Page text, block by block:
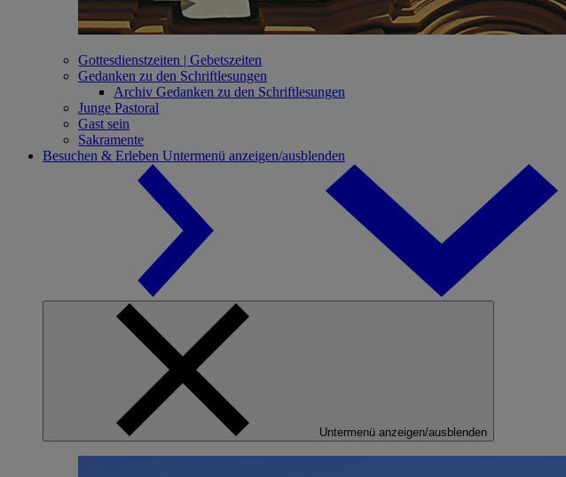
Gottesdienstzeiten | Gebetszeiten
Gedanken zu den Schriftlesungen
Archiv Gedanken zu den Schriftlesungen
Junge Pastoral
Gast sein
Sakramente
Besuchen & Erleben Untermenü anzeigen/ausblenden
Untermenü anzeigen/ausblenden